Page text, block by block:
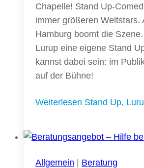
Chapelle! Stand Up-
immer größeren Weltstars.
Hamburg boomt die
Lurup eine eigene Stand
kannst dabei sein: im
auf der Bühne!
Weiterlesen Stand Up,
Allgemein | Beratung